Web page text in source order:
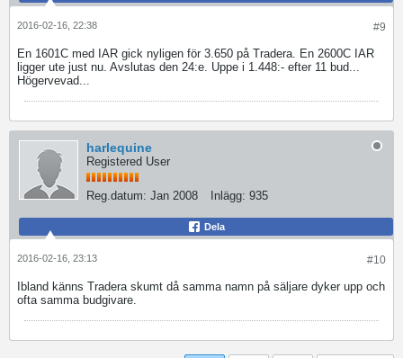
#9
2016-02-16, 22:38
En 1601C med IAR gick nyligen för 3.650 på Tradera. En 2600C IAR
ligger ute just nu. Avslutas den 24:e. Uppe i 1.448:- efter 11 bud...
Högervevad...
harlequine
Registered User
Reg.datum: Jan 2008 Inlägg: 935
Dela
#10
2016-02-16, 23:13
Ibland känns Tradera skumt då samma namn på säljare dyker upp och
ofta samma budgivare.